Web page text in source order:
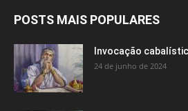
POSTS MAIS POPULARES
Invocação
24 de junho de 2024